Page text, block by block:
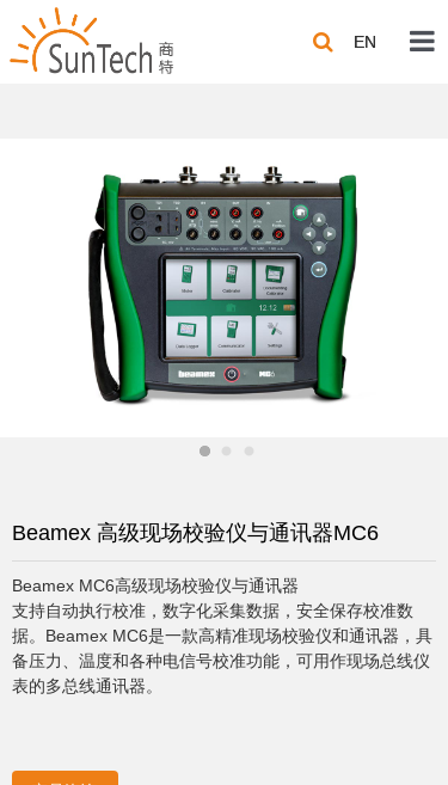
EN
EN
Beamex 高级现场校验仪与通讯器MC6
Beamex MC6高级现场校验仪与通讯器
支持自动执行校准，数字化采集数据，安全保存校准数
据。Beamex MC6是一款高精准现场校验仪和通讯器，具
备压力、温度和各种电信号校准功能，可用作现场总线仪
表的多总线通讯器。